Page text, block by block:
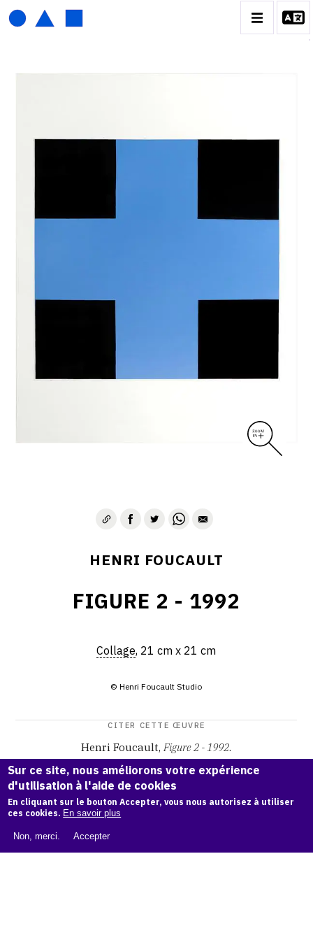
BIOGRAPHIE
CATALOGUE DES OEUVRES
01_SCULPTURE
HENRI FOUCAULT
FIGURE 2 - 1992
Collage, 21 cm x 21 cm
© Henri Foucault Studio
CITER CETTE ŒUVRE
Henri Foucault, Figure 2 - 1992.
Catalogue raisonné Henri Foucault
ark:38997/o17c
9p
COPIER LA CITATION
Demande d'information
Sur ce site, nous améliorons votre expérience
d'utilisation à l'aide de cookies
En cliquant sur le bouton Accepter, vous nous autorisez à utiliser
ces cookies. En savoir plus
Non, merci. Accepter